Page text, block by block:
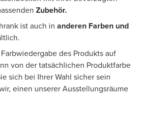
Zubehör.
ist auch in anderen Farben und
des Produkts auf
von der tatsächlichen Produktfarbe
sich bei Ihrer Wahl sicher sein
einen unserer Ausstellungsräume